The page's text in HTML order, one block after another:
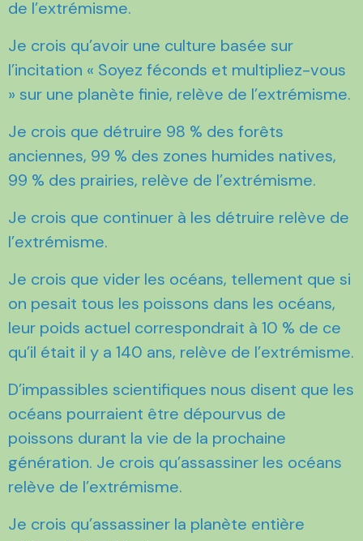
de l’extrémisme.
Je crois qu’avoir une culture basée sur
l’incitation « Soyez féconds et multipliez-vous
» sur une planète finie, relève de l’extrémisme.
Je crois que détruire 98 % des forêts
anciennes, 99 % des zones humides natives,
99 % des prairies, relève de l’extrémisme.
Je crois que continuer à les détruire relève de
l’extrémisme.
Je crois que vider les océans, tellement que si
on pesait tous les poissons dans les océans,
leur poids actuel correspondrait à 10 % de ce
qu’il était il y a 140 ans, relève de l’extrémisme.
D’impassibles scientifiques nous disent que les
océans pourraient être dépourvus de
poissons durant la vie de la prochaine
génération. Je crois qu’assassiner les océans
relève de l’extrémisme.
Je crois qu’assassiner la planète entière